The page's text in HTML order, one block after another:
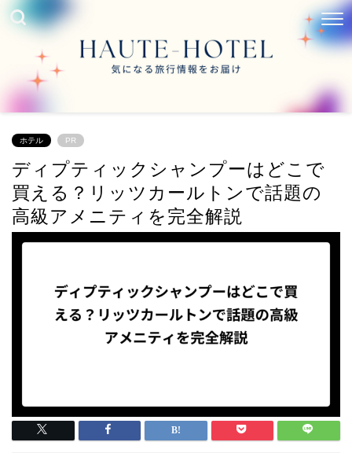
ホテル PR
ディプティックシャンプーはどこで
買える？リッツカールトンで話題の
高級アメニティを完全解説